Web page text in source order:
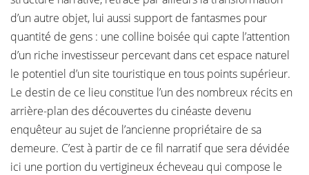
d’un autre objet, lui aussi support de fantasmes pour
quantité de gens : une colline boisée qui capte l’attention
d’un riche investisseur percevant dans cet espace naturel
le potentiel d’un site touristique en tous points supérieur.
Le destin de ce lieu constitue l’un des nombreux récits en
arrière-plan des découvertes du cinéaste devenu
enquêteur au sujet de l’ancienne propriétaire de sa
demeure. C’est à partir de ce fil narratif que sera dévidée
ici une portion du vertigineux écheveau qui compose le